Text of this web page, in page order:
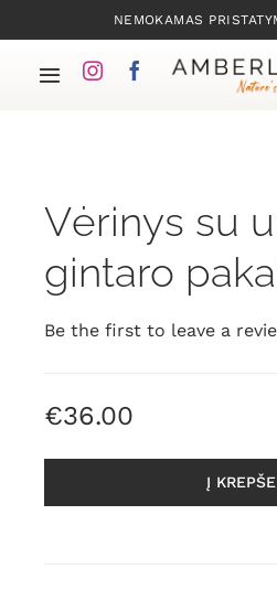
to
content
NEMOKAMAS
Toggle
Mūsų
Apie
Mūsų
Vėrinys su
gintaro
Be the first to leave a
€36.00
Į